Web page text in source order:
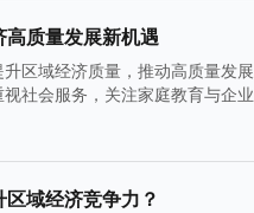
质量发展新机遇
区域经济质量，推动高质量发
社会服务，关注家庭教育与企
域经济竞争力？